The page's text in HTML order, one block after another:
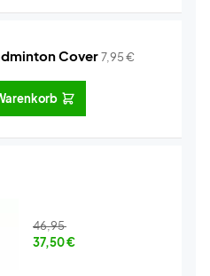
Cover7,95€
46,95
37,50€